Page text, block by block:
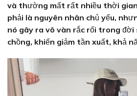
và thường mất rất nhiều thời
phải là nguyên nhân chủ yếu,
nó gây ra vô vàn rắc rối trong đời
chồng, khiến giảm tần xuất, khả